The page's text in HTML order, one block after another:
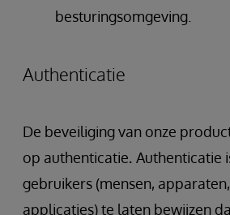
besturingsomgeving.
Authenticatie
De beveiliging van onze
op authenticatie. Authenticatie
gebruikers (mensen,
applicaties) te laten bewijzen